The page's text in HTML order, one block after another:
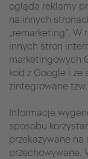
ogląda reklamy
na innych
„remarketing”.
innych stron
marketingowych
kod z Google i
zintegrowane
Informacje
sposobu
przekazywane na
przechowywane.